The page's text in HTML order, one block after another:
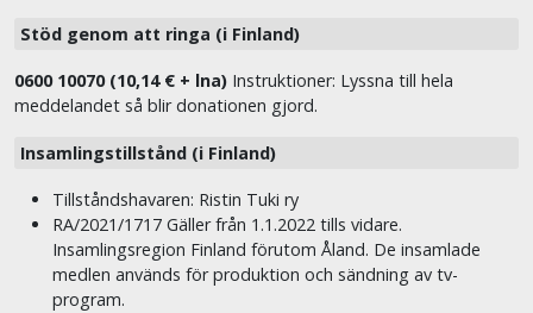
Stöd genom att ringa (i Finland)
0600 10070 (10,14 € + lna) Instruktioner: Lyssna till hela
meddelandet så blir donationen gjord.
Insamlingstillstånd (i Finland)
Tillståndshavaren: Ristin Tuki ry
RA/2021/1717 Gäller från 1.1.2022 tills vidare.
Insamlingsregion Finland förutom Åland. De insamlade
medlen används för produktion och sändning av tv-
program.